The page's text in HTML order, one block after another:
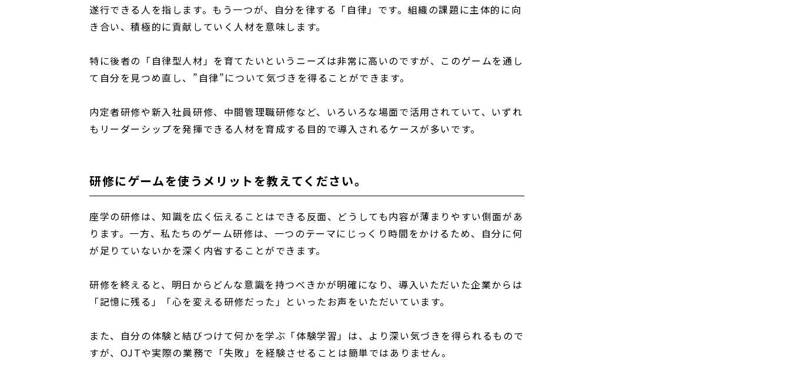
遂行できる人を指します。もう一つが、自分を律する「自律」です。組織の課題に主体的に向
き合い、積極的に貢献していく人材を意味します。
特に後者の「自律型人材」を育てたいというニーズは非常に高いのですが、このゲームを通し
て自分を見つめ直し、”自律”について気づきを得ることができます。
内定者研修や新入社員研修、中間管理職研修など、いろいろな場面で活用されていて、いずれ
もリーダーシップを発揮できる人材を育成する目的で導入されるケースが多いです。
研修にゲームを使うメリットを教えてください。
座学の研修は、知識を広く伝えることはできる反面、どうしても内容が薄まりやすい側面があ
ります。一方、私たちのゲーム研修は、一つのテーマにじっくり時間をかけるため、自分に何
が足りていないかを深く内省することができます。
研修を終えると、明日からどんな意識を持つべきかが明確になり、導入いただいた企業からは
「記憶に残る」「心を変える研修だった」といったお声をいただいています。
また、自分の体験と結びつけて何かを学ぶ「体験学習」は、より深い気づきを得られるもので
すが、OJTや実際の業務で「失敗」を経験させることは簡単ではありません。